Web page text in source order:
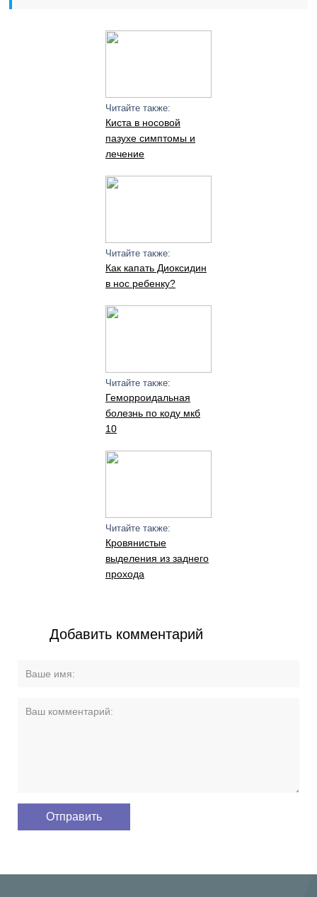
Читайте также:
Киста в носовой
пазухе симптомы и
лечение
Читайте также:
Как капать Диоксидин
в нос ребенку?
Читайте также:
Геморроидальная
болезнь по коду мкб
10
Читайте также:
Кровянистые
выделения из заднего
прохода
Добавить комментарий